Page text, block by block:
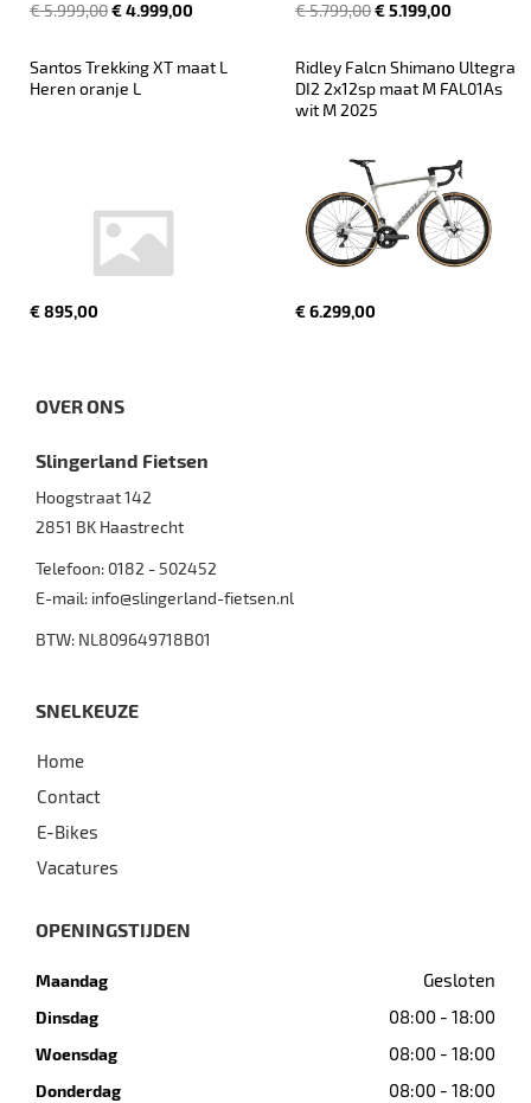
€ 5.999,00€ 4.999,00 € 5.799,00€ 5.199,00
Santos Trekking XT maat L
Heren oranje L
€ 895,00
Ridley Falcn Shimano Ultegra
DI2 2x12sp maat M FAL01As
wit M 2025
€ 6.299,00
OVER ONS
Slingerland Fietsen
Hoogstraat 142
2851 BK Haastrecht
Telefoon: 0182 - 502452
E-mail: info@slingerland-fietsen.nl
BTW: NL809649718B01
SNELKEUZE
Home
Contact
E-Bikes
Vacatures
OPENINGSTIJDEN
Maandag Gesloten
Dinsdag 08:00 - 18:00
Woensdag 08:00 - 18:00
Donderdag 08:00 - 18:00